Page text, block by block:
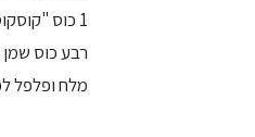
1 כוס "קוסקוס זה משפחה חמה" לא מבושל
רבע כוס שמן
מלח ופלפל